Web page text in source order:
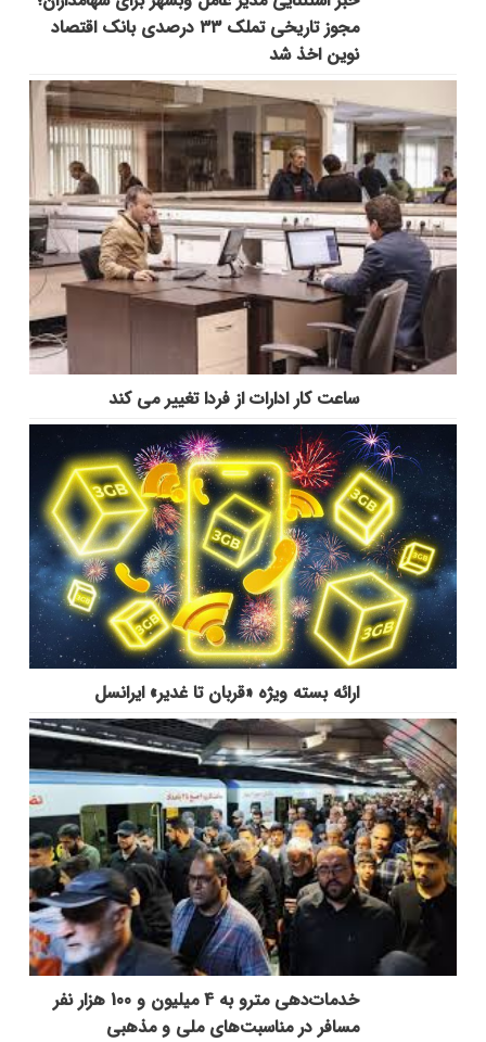
مجوز تاریخی تملک ۳۳ درصدی بانک اقتصاد
نوین اخذ شد
ساعت کار ادارات از فردا تغییر می کند
ارائه بسته ویژه «قربان تا غدیر» ایرانسل
خدمات‌دهي مترو به 4 ميليون و 100 هزار نفر
مسافر در مناسبت‌هاي ملي و مذهبي